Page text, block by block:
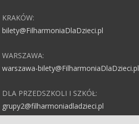
KRAKÓW:
bilety@FilharmoniaDlaDzieci.pl
WARSZAWA:
warszawa-bilety@FilharmoniaDlaDzieci.pl
DLA PRZEDSZKOLI I SZKÓŁ:
grupy2@filharmoniadladzieci.pl